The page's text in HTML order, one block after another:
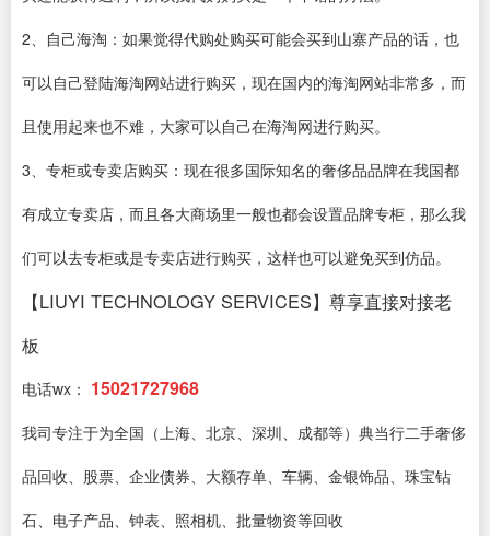
2、自己海淘：如果觉得代购处购买可能会买到山寨产品的话，也
可以自己登陆海淘网站进行购买，现在国内的海淘网站非常多，而
且使用起来也不难，大家可以自己在海淘网进行购买。
3、专柜或专卖店购买：现在很多国际知名的奢侈品品牌在我国都
有成立专卖店，而且各大商场里一般也都会设置品牌专柜，那么我
们可以去专柜或是专卖店进行购买，这样也可以避免买到仿品。
【LIUYI TECHNOLOGY SERVICES】尊享直接对接老
板
电话wx： 15021727968
我司专注于为全国（上海、北京、深圳、成都等）典当行二手奢侈
品回收、股票、企业债券、大额存单、车辆、金银饰品、珠宝钻
石、电子产品、钟表、照相机、批量物资等回收